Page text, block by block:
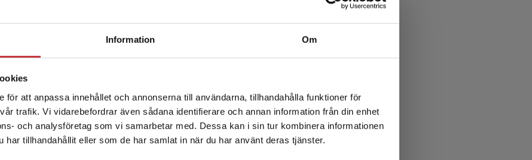
Information Om
för att anpassa innehållet och annonserna till användarna, tillhandahålla funktioner för
trafik. Vi vidarebefordrar även sådana identifierare och annan information från din enhet
och analysföretag som vi samarbetar med. Dessa kan i sin tur kombinera informationen
har tillhandahållit eller som de har samlat in när du har använt deras tjänster.
Begränsad fraktregion
Det verkar som att du besöker studentlitteratur.se via en
enhet utanför Sverige. Vi erbjuder inte leveranser utanför
Sverige. För att kunna slutföra ett köp måste
leveransadressen vara i Sverige.Läs mer
Produkter